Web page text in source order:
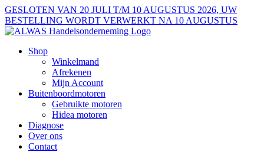
Ga
naar
inhoud
GESLOTEN VAN 20 JULI T/M 10 AUGUSTUS 2026, UW
BESTELLING WORDT VERWERKT NA 10 AUGUSTUS
Shop
Winkelmand
Afrekenen
Mijn Account
Buitenboordmotoren
Gebruikte motoren
Hidea motoren
Diagnose
Over ons
Contact